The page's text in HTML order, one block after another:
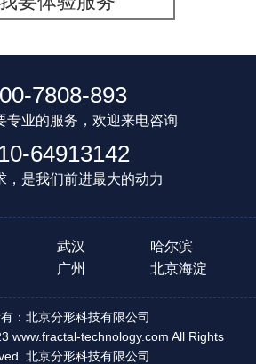
7808-893
专业的服务，欢迎来电咨询
64913142
，是我们前进最大的动力
武汉
哈尔滨
广州 北京海淀
：北京分形科技有限公司
www.fractal-technology.com All Rights
北京分形科技有限公司